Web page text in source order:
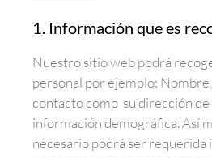
1. Información que es
Nuestro sitio web podrá
personal por ejemplo:
contacto como su dirección
información demográfica. Así
necesario podrá ser requerida